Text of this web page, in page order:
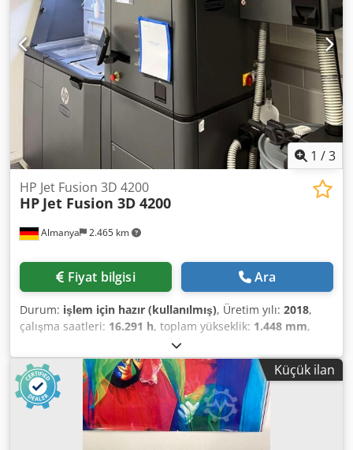
1 /3
Almanya 2.465 km
HP Jet Fusion 3D 4200
HP Jet Fusion 3D 4200
Fiyat bilgisi Ara
Durum: işlem için hazır (kullanılmış), Üretim yılı: 2018,
çalışma saatleri: 16.291 h, toplam yükseklik: 1.448 mm,
, X ekseni hareket mesafesi:
mm, ürün uzunluğu (maks.):2.210 mm, eksen sayısı:3,
2018 yılında üretilmiş plastik 3D yazıcı. Bu HP Jet Fusion 3D
4200 modeli, 380 × 284 × 380 mm'lik bir baskı hacmine
sahiptir ve verimli üretim için Multi Jet Fusion teknolojisini
kullanır. Tamamen işlevsel olan ve Haziran 2026'ya kadar
Küçük ilan